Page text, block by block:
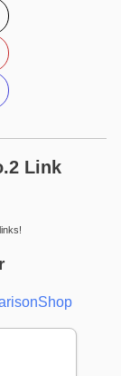
Link
Shop